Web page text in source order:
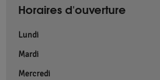
Horaires d'ouverture
Lundi
Mardi
Mercredi